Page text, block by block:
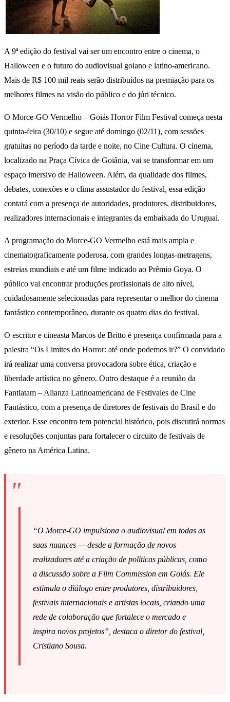
A 9ª edição do festival vai ser um encontro entre o cinema, o
Halloween e o futuro do audiovisual goiano e latino-americano.
Mais de R$ 100 mil reais serão distribuídos na premiação para os
melhores filmes na visão do público e do júri técnico.
O Morce-GO Vermelho – Goiás Horror Film Festival começa nesta
quinta-feira (30/10) e segue até domingo (02/11), com sessões
gratuitas no período da tarde e noite, no Cine Cultura. O cinema,
localizado na Praça Cívica de Goiânia, vai se transformar em um
espaço imersivo de Halloween. Além, da qualidade dos filmes,
debates, conexões e o clima assustador do festival, essa edição
contará com a presença de autoridades, produtores, distribuidores,
realizadores internacionais e integrantes da embaixada do Uruguai.
A programação do Morce-GO Vermelho está mais ampla e
cinematograficamente poderosa, com grandes longas-metragens,
estreias mundiais e até um filme indicado ao Prêmio Goya. O
público vai encontrar produções profissionais de alto nível,
cuidadosamente selecionadas para representar o melhor do cinema
fantástico contemporâneo, durante os quatro dias do festival.
O escritor e cineasta Marcos de Britto é presença confirmada para a
palestra “Os Limites do Horror: até onde podemos ir?” O convidado
irá realizar uma conversa provocadora sobre ética, criação e
liberdade artística no gênero. Outro destaque é a reunião da
Fantlatam – Alianza Latinoamericana de Festivales de Cine
Fantástico, com a presença de diretores de festivais do Brasil e do
exterior. Esse encontro tem potencial histórico, pois discutirá normas
e resoluções conjuntas para fortalecer o circuito de festivais de
gênero na América Latina.
“O Morce-GO impulsiona o audiovisual em todas as
suas nuances — desde a formação de novos
realizadores até a criação de políticas públicas, como
a discussão sobre a Film Commission em Goiás. Ele
estimula o diálogo entre produtores, distribuidores,
festivais internacionais e artistas locais, criando uma
rede de colaboração que fortalece o mercado e
inspira novos projetos”, destaca o diretor do festival,
Cristiano Sousa.